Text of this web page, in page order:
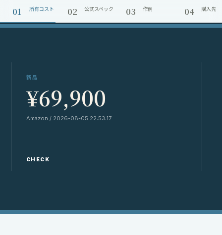
01 所有コスト 02 公式スペック 03 作例 04 購入先
新品
¥69,900
Amazon / 2026-08-05 22:53:17
CHECK